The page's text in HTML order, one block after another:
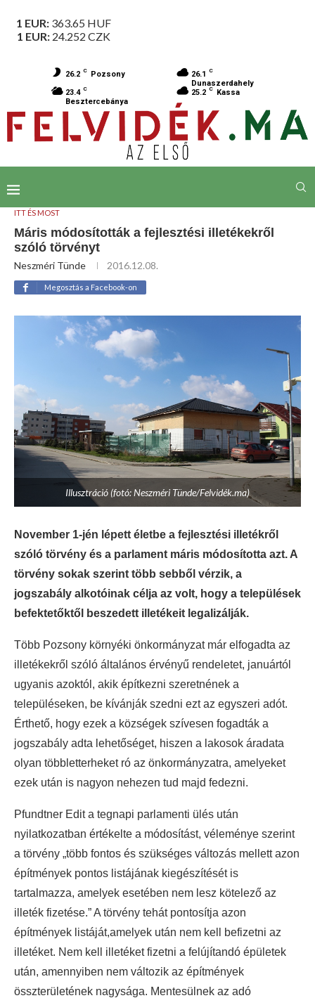
1 EUR: 363.65 HUF
1 EUR: 24.252 CZK
26.2 C Pozsony 26.1 C
Dunaszerdahely
23.4 C
Besztercebánya
25.2 C Kassa
ITT ÉS MOST
Máris módosították a fejlesztési illetékekről
szóló törvényt
Neszméri Tünde 2016.12.08.
Megosztás a Facebook-on
Illusztráció (fotó: Neszméri Tünde/Felvidék.ma)
November 1-jén lépett életbe a fejlesztési illetékről
szóló törvény és a parlament máris módosította azt. A
törvény sokak szerint több sebből vérzik, a
jogszabály alkotóinak célja az volt, hogy a települések
befektetőktől beszedett illetékeit legalizálják.
Több Pozsony környéki önkormányzat már elfogadta az
illetékekről szóló általános érvényű rendeletet, januártól
ugyanis azoktól, akik építkezni szeretnének a
településeken, be kívánják szedni ezt az egyszeri adót.
Érthető, hogy ezek a községek szívesen fogadták a
jogszabály adta lehetőséget, hiszen a lakosok áradata
olyan többletterheket ró az önkormányzatra, amelyeket
ezek után is nagyon nehezen tud majd fedezni.
Pfundtner Edit a tegnapi parlamenti ülés után
nyilatkozatban értékelte a módosítást, véleménye szerint
a törvény „több fontos és szükséges változás mellett azon
építmények pontos listájának kiegészítését is
tartalmazza, amelyek esetében nem lesz kötelező az
illeték fizetése.” A törvény tehát pontosítja azon
építmények listáját,amelyek után nem kell befizetni az
illetéket. Nem kell illetéket fizetni a felújítandó épületek
után, amennyiben nem változik az építmények
összterületének nagysága. Mentesülnek az adó